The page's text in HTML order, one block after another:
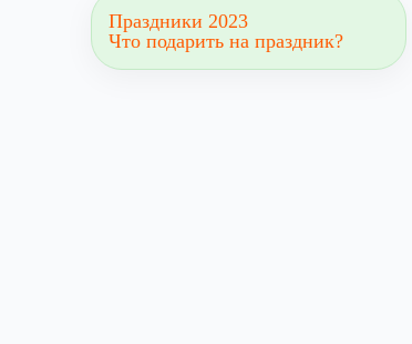
Праздники 2023
Что подарить на праздник?